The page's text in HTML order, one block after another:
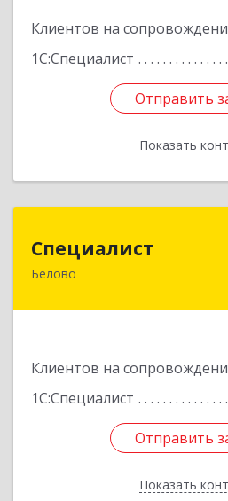
Клиентов на
1С:Специалист
Отправить
Показать
Отправить
Назад
Специалист
Белово
Клиентов на
1С:Специалист
Отправить
Показать
Кемеровская обл,
Отправить
Назад